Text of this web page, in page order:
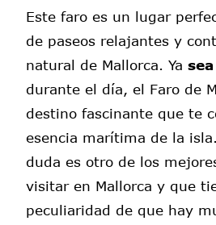
Este faro es un lugar
de paseos relajantes y
natural de Mallorca. Ya
durante el día, el Faro de
destino fascinante que te
esencia marítima de la
duda es otro de los
visitar en Mallorca y que
peculiaridad de que hay